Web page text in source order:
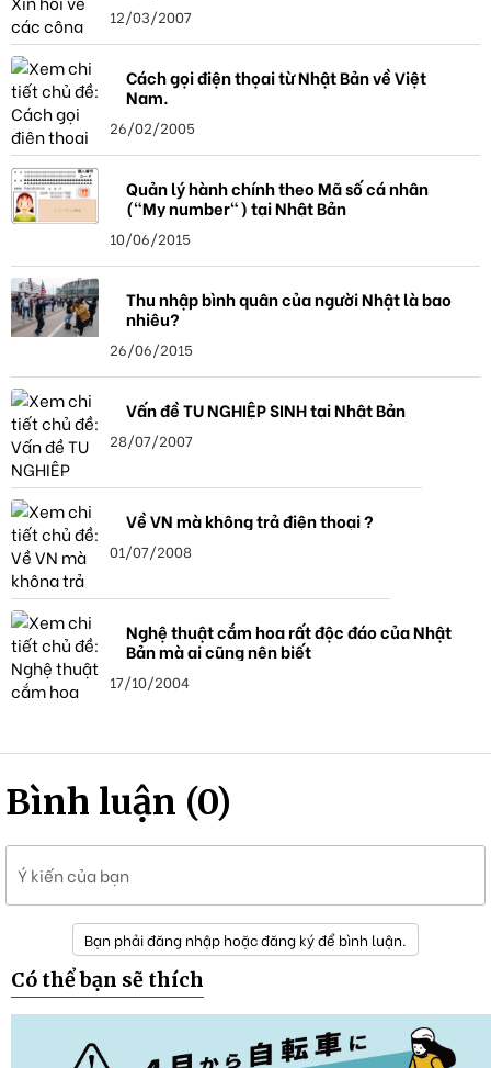
12/03/2007
Cách gọi điện thọai từ Nhật Bản về Việt
Nam.
26/02/2005
Quản lý hành chính theo Mã số cá nhân
("My number") tại Nhật Bản
10/06/2015
Thu nhập bình quân của người Nhật là bao
nhiêu?
26/06/2015
Vấn đề TU NGHIỆP SINH tại Nhật Bản
28/07/2007
Về VN mà không trả điện thoại ?
01/07/2008
Nghệ thuật cắm hoa rất độc đáo của Nhật
Bản mà ai cũng nên biết
17/10/2004
Bình luận (0)
Ý kiến của bạn
Bạn phải đăng nhập hoặc đăng ký để bình luận.
Có thể bạn sẽ thích